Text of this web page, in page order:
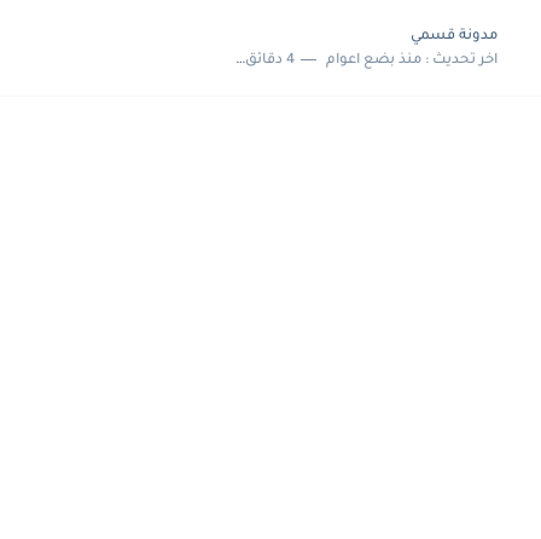
مدونة قسمي
اخر تحديث :منذ بضع اعوام 4 دقائق للقراءة